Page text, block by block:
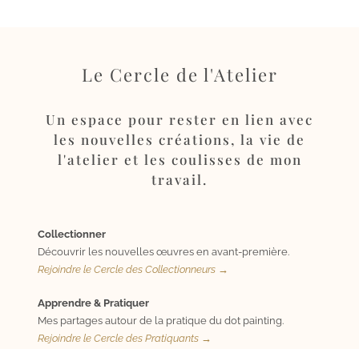
Le Cercle de l'Atelier
Un espace pour rester en lien avec
les nouvelles créations, la vie de
l'atelier et les coulisses de mon
travail.
Collectionner
Découvrir les nouvelles œuvres en avant-première.
Rejoindre le Cercle des Collectionneurs →
Apprendre & Pratiquer
Mes partages autour de la pratique du dot painting.
Rejoindre le Cercle des Pratiquants →